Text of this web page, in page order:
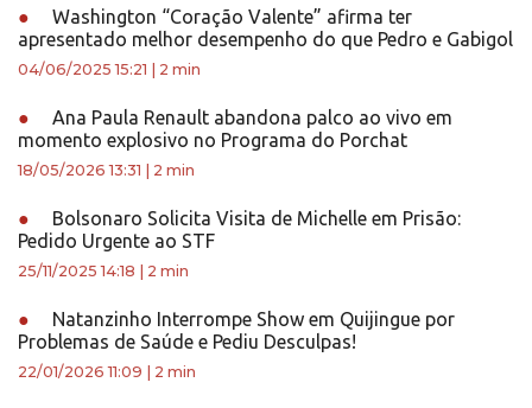
●
Washington “Coração Valente” afirma ter
apresentado melhor desempenho do que Pedro e Gabigol
04/06/2025 15:21 2 min
●
Ana Paula Renault abandona palco ao vivo em
momento explosivo no Programa do Porchat
18/05/2026 13:31 2 min
●
Bolsonaro Solicita Visita de Michelle em Prisão:
Pedido Urgente ao STF
25/11/2025 14:18 2 min
●
Natanzinho Interrompe Show em Quijingue por
Problemas de Saúde e Pediu Desculpas!
22/01/2026 11:09 2 min